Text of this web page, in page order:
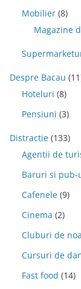
Mobilier (8)
Magazine
Despre Bacau
Hoteluri (8)
Pensiuni (3)
Distractie (133)
Agentii de
Baruri si pub-
Cafenele (9)
Cinema (2)
Cluburi de
Cursuri de
Fast food (14)